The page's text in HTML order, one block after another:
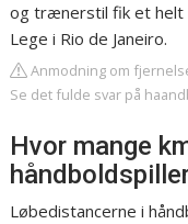
og trænerstil fik et helt
Lege i Rio de Janeiro.
Anmodning om
Se det fulde svar på
Hvor mange
Løbedistancerne i